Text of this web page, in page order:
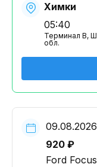
Химки
05:40
Терминал B,
обл.
09.08.2026
920 ₽
Ford Focus